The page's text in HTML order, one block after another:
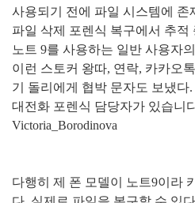
사용되기 전에 파일 시스템에 존
파일 삭제 포렌식 복구에서 추적
노트 9를 사용하는 일반 사용자
이런 스토커 왕따, 연락, 카카오
기 돌리에게 협박 문자도 보냈다.
대전화 포렌식 담당자가 있습니
Victoria_Borodinova
다행히 제 폰 모델이 노트9이라